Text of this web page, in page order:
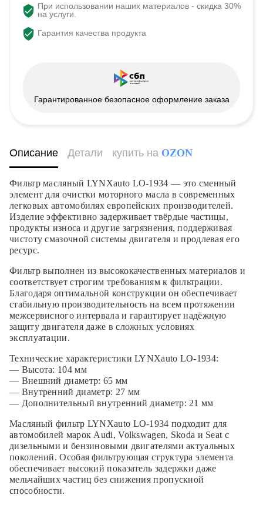
При использовании наших материалов - скидка 30%
на услуги.
Гарантия качества продукта
Гарантированное безопасное оформление заказа
Описание Детали купить на OZON
Фильтр масляный LYNXauto LO-1934 — это сменный
элемент для очистки моторного масла в современных
легковых автомобилях европейских производителей.
Изделие эффективно задерживает твёрдые частицы,
продукты износа и другие загрязнения, поддерживая
чистоту смазочной системы двигателя и продлевая его
ресурс.
Фильтр выполнен из высококачественных материалов и
соответствует строгим требованиям к фильтрации.
Благодаря оптимальной конструкции он обеспечивает
стабильную производительность на всем протяжении
межсервисного интервала и гарантирует надёжную
защиту двигателя даже в сложных условиях
эксплуатации.
Технические характеристики LYNXauto LO-1934:
— Высота: 104 мм
— Внешний диаметр: 65 мм
— Внутренний диаметр: 27 мм
— Дополнительный внутренний диаметр: 21 мм
Масляный фильтр LYNXauto LO-1934 подходит для
автомобилей марок Audi, Volkswagen, Skoda и Seat с
дизельными и бензиновыми двигателями актуальных
поколений. Особая фильтрующая структура элемента
обеспечивает высокий показатель задержки даже
мельчайших частиц без снижения пропускной
способности.